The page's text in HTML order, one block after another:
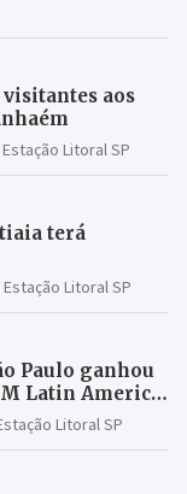
aos
Litoral SP
terá
Litoral SP
Paulo ganhou
Latin America
Litoral SP